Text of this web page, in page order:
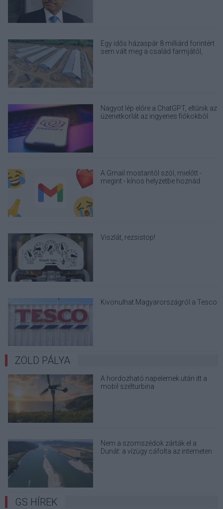
Egy idős házaspár 8 milliárd forintért
sem vált meg a család farmjától,
Nagyot lép előre a ChatGPT, eltűnik az
üzenetkorlát az ingyenes fiókokból
A Gmail mostantól szól, mielőtt -
megint - kínos helyzetbe hoznád
Viszlát, rezsistop!
Kivonulhat Magyarországról a Tesco
ZÖLD PÁLYA
A hordozható napelemek után itt a
mobil szélturbina
Nem a szomszédok zárták el a
Dunát: a vízügy cáfolta az interneten
GS HÍREK